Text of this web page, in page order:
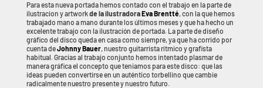
Para esta nueva portada hemos contado con el trabajo en la parte de
ilustracion y artworkde la ilustradoraEva Brentté, con la que hemos
trabajado mano a mano durante los últimos meses y que ha hecho un
excelente trabajo con la ilustración de portada. La parte de diseño
gráfico del disco queda en casa como siempre, ya que ha corrido por
cuenta deJohnny Bauer, nuestro guitarrista rítmico y grafista
habitual. Gracias al trabajo conjunto hemos intentado plasmar de
manera gráfica el concepto que teniamos para este disco: que las
ideas pueden convertirse en un auténtico torbellino que cambie
radicalmente nuestro presente y nuestro futuro.